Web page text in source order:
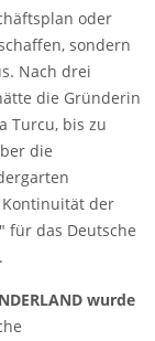
oder
sondern
Nach drei
die Gründerin
Turcu, bis zu
die
der
für das Deutsche
wurde